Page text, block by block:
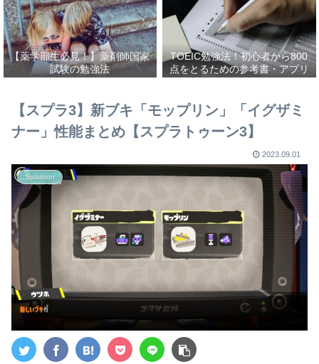
【薬学部生必見！】薬剤師国家
試験の勉強法
TOEIC勉強法！初心者から800
点をとるための参考書・アプリ
を紹介！
【スプラ3】新ブキ「モップリン」「イグザミ
ナー」性能まとめ【スプラトゥーン3】
2023.09.01
Splatoon